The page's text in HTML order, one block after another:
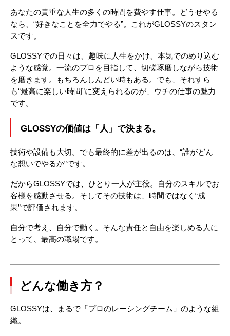
あなたの貴重な人生の多くの時間を費やす仕事。どうせやる
なら、“好きなことを全力でやる”。これがGLOSSYのスタン
スです。
GLOSSYでの日々は、趣味に人生をかけ、本気でのめり込む
ような感覚。一流のプロを目指して、切磋琢磨しながら技術
を磨きます。もちろんしんどい時もある。でも、それすら
も“最高に楽しい時間”に変えられるのが、ウチの仕事の魅力
です。
GLOSSYの価値は「人」で決まる。
技術や設備も大切。でも最終的に差が出るのは、“誰がどん
な想いでやるか”です。
だからGLOSSYでは、ひとり一人が主役。自分のスキルでお
客様を感動させる。そしてその技術は、時間ではなく“成
果”で評価されます。
自分で考え、自分で動く。そんな責任と自由を楽しめる人に
とって、最高の職場です。
どんな働き方？
GLOSSYは、まるで「プロのレーシングチーム」のような組
織。